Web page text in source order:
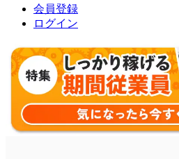
会員登録
ログイン